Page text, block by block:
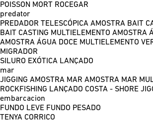
POISSON MORT ROCEGAR
predator
PREDADOR TELESCÓPICA AMOSTRA BAIT
BAIT CASTING MULTIELEMENTO AMOSTRA
AMOSTRA ÁGUA DOCE MULTIELEMENTO
MIGRADOR
SILURO EXÓTICA LANÇADO
mar
JIGGING AMOSTRA MAR AMOSTRA MAR
ROCKFISHING LANÇADO COSTA - SHORE
embarcacion
FUNDO LEVE FUNDO PESADO
TENYA CORRICO